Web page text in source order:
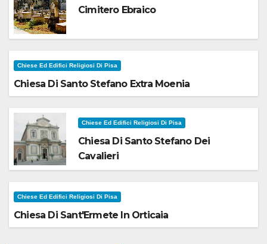
Cimitero Ebraico
Chiese Ed Edifici Religiosi Di Pisa
Chiesa Di Santo Stefano Extra Moenia
Chiese Ed Edifici Religiosi Di Pisa
Chiesa Di Santo Stefano Dei
Cavalieri
Chiese Ed Edifici Religiosi Di Pisa
Chiesa Di Sant'Ermete In Orticaia